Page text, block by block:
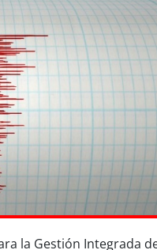
la Gestión Integrada